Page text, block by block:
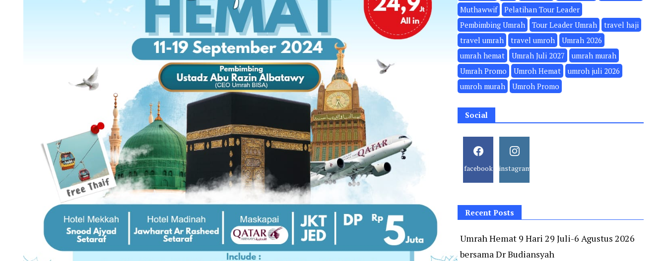
Muthawwif
Pelatihan Tour Leader
Pembimbing Umrah
Tour Leader Umrah
travel haji
travel umrah
travel umroh
Umrah 2026
umrah hemat
Umrah Juli 2027
umrah murah
Umrah Promo
Umroh Hemat
umroh juli 2026
umroh murah
Umroh Promo
Social
facebook instagram
Recent Posts
Umrah Hemat 9 Hari 29 Juli-6 Agustus 2026
bersama Dr Budiansyah